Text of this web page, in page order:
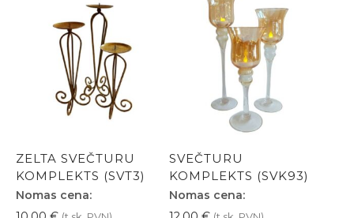
ZELTA SVEČTURU
KOMPLEKTS (SVT3)
Nomas cena:
SVEČTURU
KOMPLEKTS (SVK93)
Nomas cena: